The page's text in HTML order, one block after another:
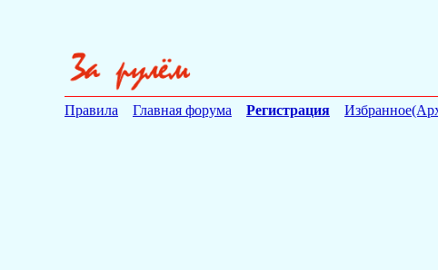
Правила Главная форума Регистрация